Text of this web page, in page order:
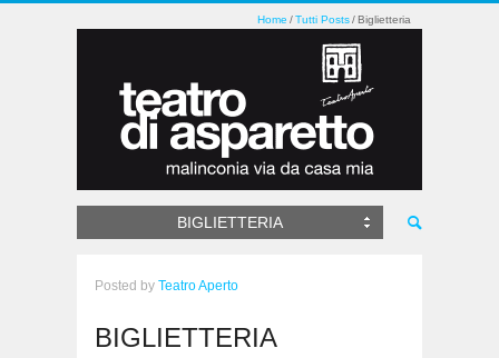
Home Tutti Posts Biglietteria
BIGLIETTERIA
Posted by Teatro Aperto
BIGLIETTERIA